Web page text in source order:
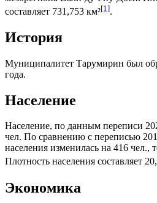
составляет 731,753 км²[1].
История
Муниципалитет Тарумирин был
года.
Население
Население, по данным переписи
чел. По сравнению с переписью
населения изменилась на 416 чел.,
Плотность населения составляет
Экономика